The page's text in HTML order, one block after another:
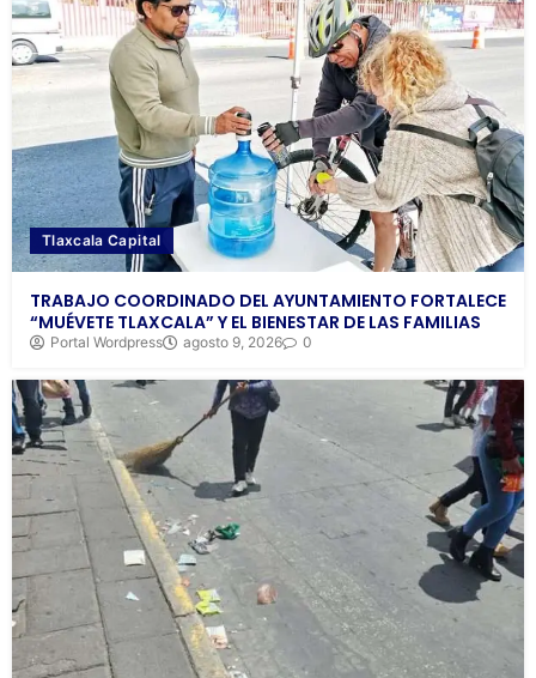
Tlaxcala Capital
TRABAJO COORDINADO DEL AYUNTAMIENTO FORTALECE
“MUÉVETE TLAXCALA” Y EL BIENESTAR DE LAS FAMILIAS
Portal Wordpress agosto 9, 2026 0